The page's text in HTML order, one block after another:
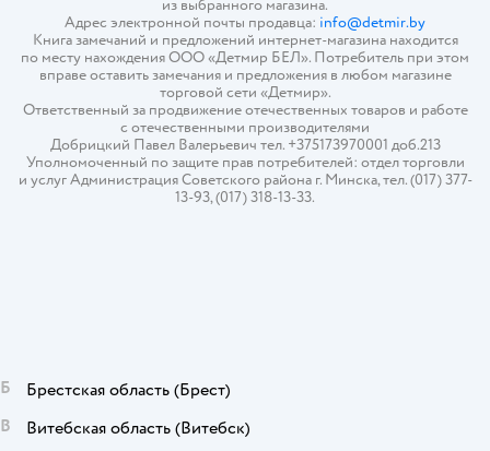
из выбранного магазина.
Адрес электронной почты продавца: info@detmir.by
Книга замечаний и предложений интернет-магазина находится
по месту нахождения ООО «Детмир БЕЛ». Потребитель при этом
вправе оставить замечания и предложения в любом магазине
торговой сети «Детмир».
Ответственный за продвижение отечественных товаров и работе
с отечественными производителями
Добрицкий Павел Валерьевич тел. +375173970001 доб.213
Уполномоченный по защите прав потребителей: отдел торговли
и услуг Администрация Советского района г. Минска, тел. (017) 377-
13-93, (017) 318-13-33.
Б Брестская область (Брест)
В
Витебская область (Витебск)